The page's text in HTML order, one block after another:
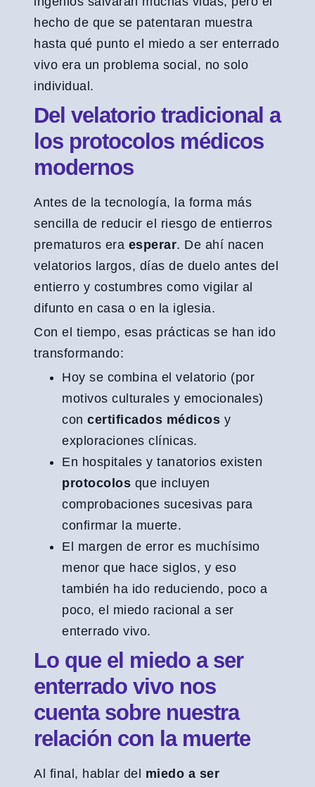
hecho de que se patentaran muestra
hasta qué punto el miedo a ser enterrado
vivo era un problema social, no solo
individual.
Del velatorio tradicional a
los protocolos médicos
modernos
Antes de la tecnología, la forma más
sencilla de reducir el riesgo de entierros
prematuros era esperar. De ahí nacen
velatorios largos, días de duelo antes del
entierro y costumbres como vigilar al
difunto en casa o en la iglesia.
Con el tiempo, esas prácticas se han ido
transformando:
Hoy se combina el velatorio (por
motivos culturales y emocionales)
con certificados médicos y
exploraciones clínicas.
En hospitales y tanatorios existen
protocolos que incluyen
comprobaciones sucesivas para
confirmar la muerte.
El margen de error es muchísimo
menor que hace siglos, y eso
también ha ido reduciendo, poco a
poco, el miedo racional a ser
enterrado vivo.
Lo que el miedo a ser
enterrado vivo nos
cuenta sobre nuestra
relación con la muerte
Al final, hablar del miedo a ser